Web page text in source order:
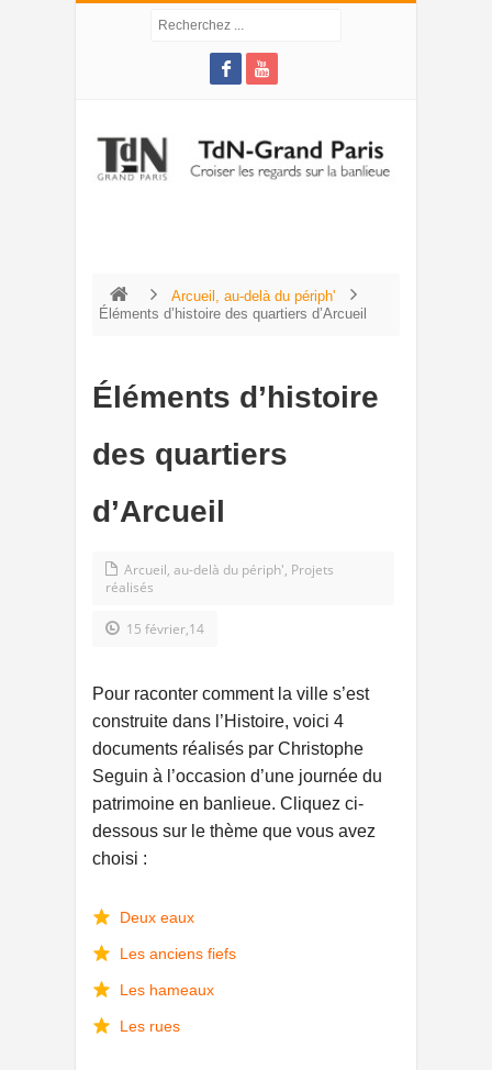
Arcueil, au-delà du périph'
Éléments d’histoire des quartiers d’Arcueil
Éléments d’histoire
des quartiers
d’Arcueil
Arcueil, au-delà du périph', Projets
réalisés
15 février,14
Pour raconter comment la ville s’est
construite dans l’Histoire, voici 4
documents réalisés par Christophe
Seguin à l’occasion d’une journée du
patrimoine en banlieue. Cliquez ci-
dessous sur le thème que vous avez
choisi :
Deux eaux
Les anciens fiefs
Les hameaux
Les rues